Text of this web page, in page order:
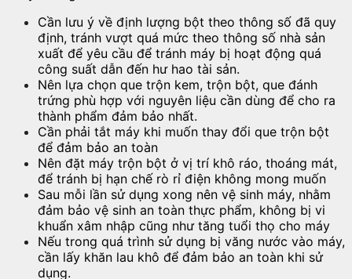
Cần lưu ý về định lượng bột theo thông số đã quy
định, tránh vượt quá mức theo thông số nhà sản
xuất để yêu cầu để tránh máy bị hoạt động quá
công suất dẫn đến hư hao tài sản.
Nên lựa chọn que trộn kem, trộn bột, que đánh
trứng phù hợp với nguyên liệu cần dùng để cho ra
thành phẩm đảm bảo nhất.
Cần phải tắt máy khi muốn thay đổi que trộn bột
để đảm bảo an toàn
Nên đặt máy trộn bột ở vị trí khô ráo, thoáng mát,
để tránh bị hạn chế rò rỉ điện không mong muốn
Sau mỗi lần sử dụng xong nên vệ sinh máy, nhằm
đảm bảo vệ sinh an toàn thực phẩm, không bị vi
khuẩn xâm nhập cũng như tăng tuổi thọ cho máy
Nếu trong quá trình sử dụng bị văng nước vào máy,
cần lấy khăn lau khô để đảm bảo an toàn khi sử
dụng.